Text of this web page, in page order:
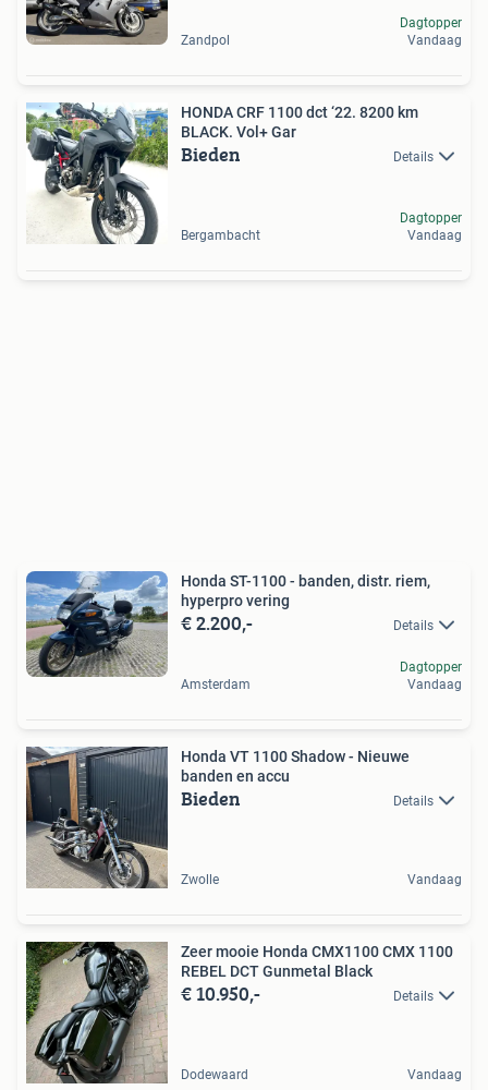
Zandpol
Dagtopper
Vandaag
HONDA CRF 1100 dct ‘22. 8200 km
BLACK. Vol+ Gar
Bieden Details
Bergambacht
Dagtopper
Vandaag
Honda ST-1100 - banden, distr. riem,
hyperpro vering
€ 2.200,- Details
Amsterdam
Dagtopper
Vandaag
Honda VT 1100 Shadow - Nieuwe
banden en accu
Bieden Details
Zwolle Vandaag
Zeer mooie Honda CMX1100 CMX 1100
REBEL DCT Gunmetal Black
€ 10.950,- Details
Dodewaard Vandaag